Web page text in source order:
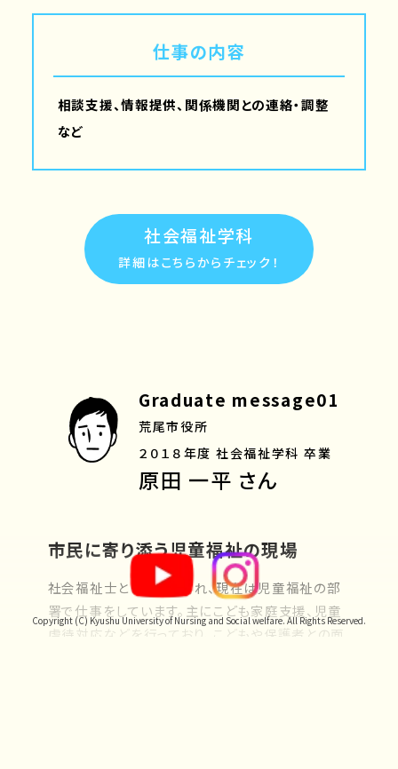
仕事の内容
相談支援、情報提供、関係機関との連絡・調整
など
社会福祉学科
詳細はこちらからチェック！
Graduate message01
荒尾市役所
２０１８年度 社会福祉学科 卒業
原田 一平 さん
市民に寄り添う児童福祉の現場
社会福祉士として採用され、現在は児童福祉の部
署で仕事をしています。主にこども家庭支援、児童
虐待対応などを行っており、こどもや保護者との面
Copyright (C) Kyushu University of Nursing and Social welfare. All Rights Reserved.